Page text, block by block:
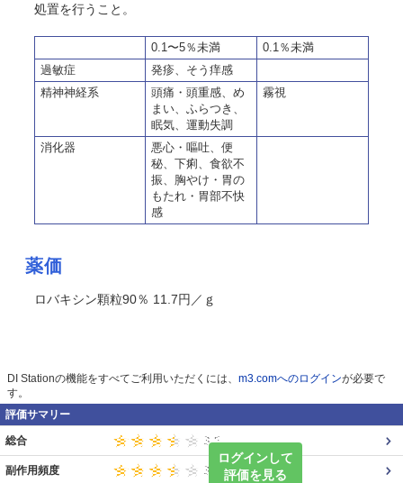
処置を行うこと。
0.1〜5％未満
0.1％未満
過敏症
発疹、そう痒感
精神神経系
頭痛・頭重感、め
まい、ふらつき、
眠気、運動失調
霧視
消化器
悪心・嘔吐、便
秘、下痢、食欲不
振、胸やけ・胃の
もたれ・胃部不快
感
薬価
ロバキシン顆粒90％ 11.7円／ｇ
DI Stationの機能をすべてご利用いただくには、 m3.comへのログインが必要で
す。
評価サマリー
ログインして
評価を見る
総合
副作用頻度